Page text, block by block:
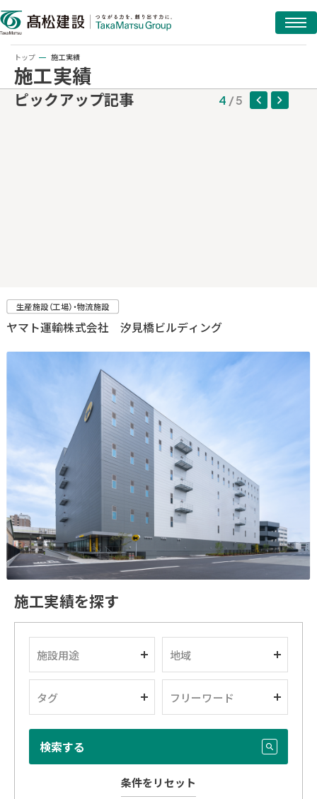
トップ 施工実績
施工実績
ピックアップ記事
生産施設（工場）・物流施設
ヤマト運輸株式会社 汐見橋ビルディング
4 5
施工実績を探す
施設用途 地域
タグ フリーワード
検索する
条件をリセット